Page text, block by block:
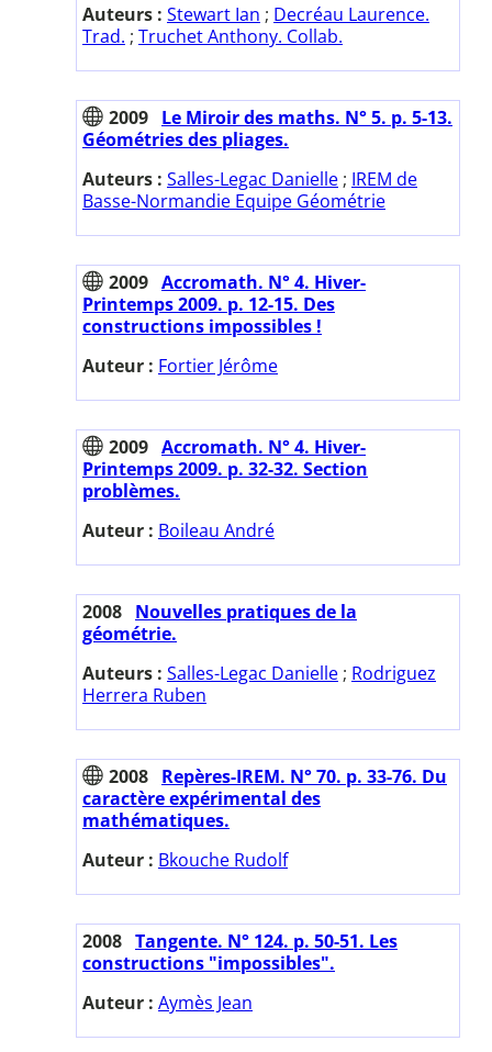
Auteurs : Stewart Ian ; Decréau Laurence.
Trad. ; Truchet Anthony. Collab.
2009 Le Miroir des maths. N° 5. p. 5-13.
Géométries des pliages.
Auteurs : Salles-Legac Danielle ; IREM de
Basse-Normandie Equipe Géométrie
2009 Accromath. N° 4. Hiver-
Printemps 2009. p. 12-15. Des
constructions impossibles !
Auteur : Fortier Jérôme
2009 Accromath. N° 4. Hiver-
Printemps 2009. p. 32-32. Section
problèmes.
Auteur : Boileau André
2008 Nouvelles pratiques de la
géométrie.
Auteurs : Salles-Legac Danielle ; Rodriguez
Herrera Ruben
2008 Repères-IREM. N° 70. p. 33-76. Du
caractère expérimental des
mathématiques.
Auteur : Bkouche Rudolf
2008 Tangente. N° 124. p. 50-51. Les
constructions "impossibles".
Auteur : Aymès Jean